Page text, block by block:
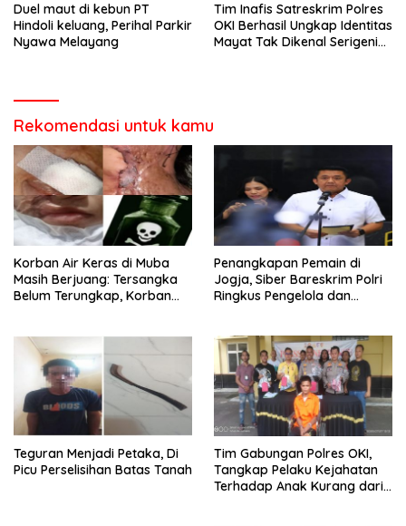
Duel maut di kebun PT
Hindoli keluang, Perihal Parkir
Nyawa Melayang
Tim Inafis Satreskrim Polres
OKI Berhasil Ungkap Identitas
Mayat Tak Dikenal Serigeni
Rekomendasi untuk kamu
Korban Air Keras di Muba
Masih Berjuang: Tersangka
Belum Terungkap, Korban
Penangkapan Pemain di
Jogja, Siber Bareskrim Polri
Ringkus Pengelola dan
Teguran Menjadi Petaka, Di
Picu Perselisihan Batas Tanah
Tim Gabungan Polres OKI,
Tangkap Pelaku Kejahatan
Terhadap Anak Kurang dari